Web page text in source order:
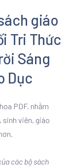
giáo
Tri Thức
Sáng
Dục
PDF. nhằm
sinh viên, giáo
các bộ sách